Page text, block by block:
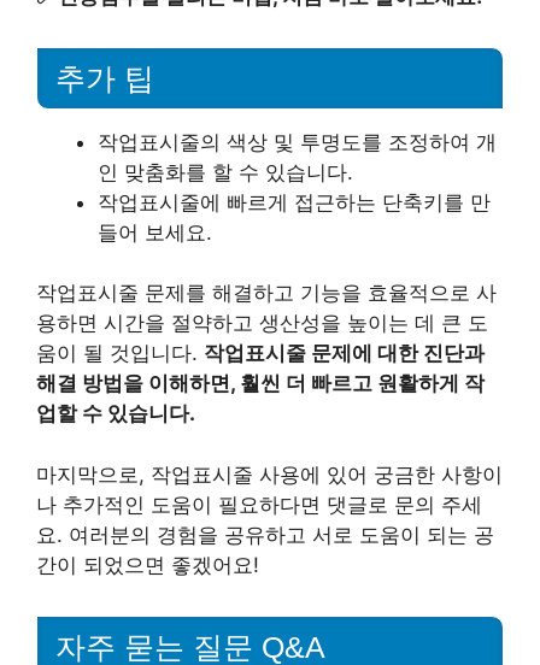
추가 팁
작업표시줄의 색상 및 투명도를 조정하여 개
인 맞춤화를 할 수 있습니다.
작업표시줄에 빠르게 접근하는 단축키를 만
들어 보세요.
작업표시줄 문제를 해결하고 기능을 효율적으로 사
용하면 시간을 절약하고 생산성을 높이는 데 큰 도
움이 될 것입니다. 작업표시줄 문제에 대한 진단과
해결 방법을 이해하면, 훨씬 더 빠르고 원활하게 작
업할 수 있습니다.
마지막으로, 작업표시줄 사용에 있어 궁금한 사항이
나 추가적인 도움이 필요하다면 댓글로 문의 주세
요. 여러분의 경험을 공유하고 서로 도움이 되는 공
간이 되었으면 좋겠어요!
자주 묻는 질문 Q&A